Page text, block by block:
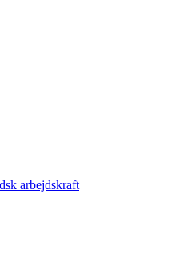
arbejdskraft